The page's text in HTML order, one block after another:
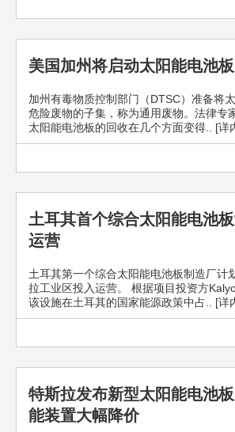
美国加州将启动太阳能电池
加州有毒物质控制部门（DTSC）准备将
危险废物的子集，称为通用废物。法律专
太阳能电池板的回收在几个方面变得.. [详
土耳其首个综合太阳能电池
运营
土耳其第一个综合太阳能电池板制造厂计
拉工业区投入运营。 根据项目投资方
该设施在土耳其的国家能源政策中占.. [详
特斯拉发布新型太阳能电池
能装置大幅降价